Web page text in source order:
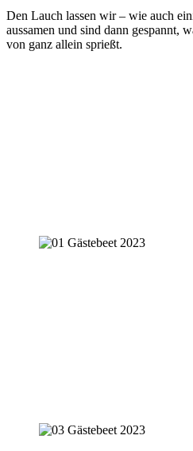
Den Lauch lassen wir – wie auch
aussamen und sind dann gespannt,
von ganz allein sprießt.